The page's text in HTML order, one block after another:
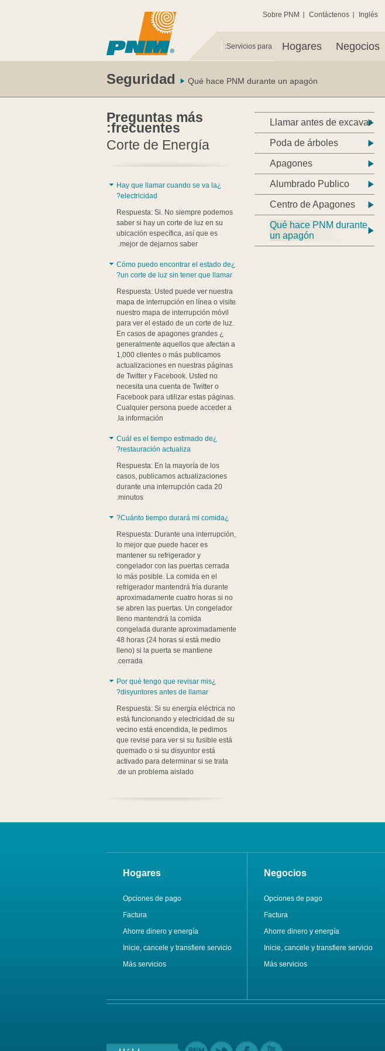
Sobre PNM Contáctenos Inglés
Servicios para: Hogares Negocios
Seguridad Qué hace PNM durante un apagón
Llamar antes de excavar
Poda de árboles
Apagones
Alumbrado Publico
Centro de Apagones
Qué hace PNM durante
un apagón
Preguntas más
frecuentes:
Corte de Energía
¿Hay que llamar cuando se va la
electricidad?
Respuesta: Si. No siempre podemos
saber si hay un corte de luz en su
ubicación específica, así que es
mejor de dejarnos saber.
¿Cómo puedo encontrar el estado de
un corte de luz sin tener que llamar?
Respuesta: Usted puede ver nuestra
mapa de interrupción en línea o visite
nuestro mapa de interrupción móvil
para ver el estado de un corte de luz.
En casos de apagones grandes ¿
generalmente aquellos que afectan a
1,000 clientes o más publicamos
actualizaciones en nuestras páginas
de Twitter y Facebook. Usted no
necesita una cuenta de Twitter o
Facebook para utilizar estas páginas.
Cualquier persona puede acceder a
la información.
¿Cuál es el tiempo estimado de
restauración actualiza?
Respuesta: En la mayoría de los
casos, publicamos actualizaciones
durante una interrupción cada 20
minutos.
¿Cuánto tiempo durará mi comida?
Respuesta: Durante una interrupción,
lo mejor que puede hacer es
mantener su refrigerador y
congelador con las puertas cerrada
lo más posible. La comida en el
refrigerador mantendrá fría durante
aproximadamente cuatro horas si no
se abren las puertas. Un congelador
lleno mantendrá la comida
congelada durante aproximadamente
48 horas (24 horas si está medio
lleno) si la puerta se mantiene
cerrada.
¿Por qué tengo que revisar mis
disyuntores antes de llamar?
Respuesta: Si su energía eléctrica no
está funcionando y electricidad de su
vecino está encendida, le pedimos
que revise para ver si su fusible está
quemado o si su disyuntor está
activado para determinar si se trata
de un problema aislado.
Hogares
Opciones de pago
Factura
Ahorre dinero y energía
Inicie, cancele y transfiere servicio
Más servicios
Negocios
Opciones de pago
Factura
Ahorre dinero y energía
Inicie, cancele y transfiere servicio
Más servicios